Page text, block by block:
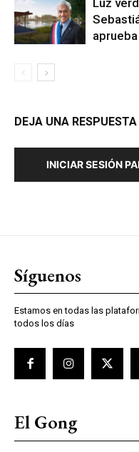
DEJA UNA RESPUESTA
INICIAR SESIÓN
Síguenos
Estamos en todas las
todos los días
El Gong